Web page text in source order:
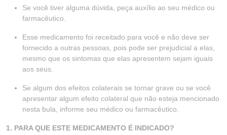
Se você tiver alguma dúvida, peça auxílio ao seu médico ou
farmacêutico.
Esse medicamento foi receitado para você e não deve ser
fornecido a outras pessoas, pois pode ser prejudicial a elas,
mesmo que os sintomas que elas apresentem sejam iguais
aos seus.
Se algum dos efeitos colaterais se tornar grave ou se você
apresentar algum efeito colateral que não esteja mencionado
nesta bula, informe seu médico ou farmacêutico.
1. PARA QUE ESTE MEDICAMENTO É INDICADO?